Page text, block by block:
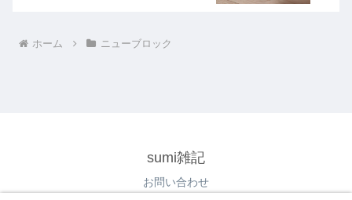
ホーム ニューブロック
sumi雑記
お問い合わせ